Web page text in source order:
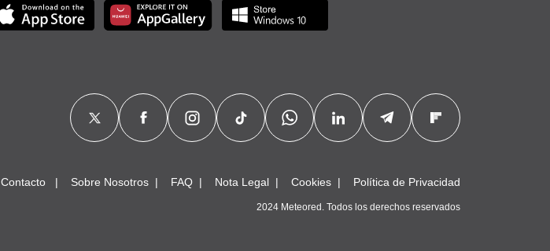
Contacto Sobre Nosotros FAQ Nota Legal Cookies Política de Privacidad
2024 Meteored. Todos los derechos reservados